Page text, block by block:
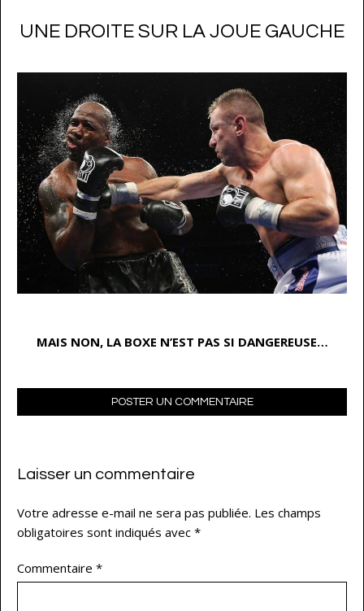
UNE DROITE SUR LA JOUE GAUCHE
MAIS NON, LA BOXE N’EST PAS SI DANGEREUSE…
POSTER UN COMMENTAIRE
Laisser un commentaire
Votre adresse e-mail ne sera pas publiée. Les champs
obligatoires sont indiqués avec *
Commentaire *